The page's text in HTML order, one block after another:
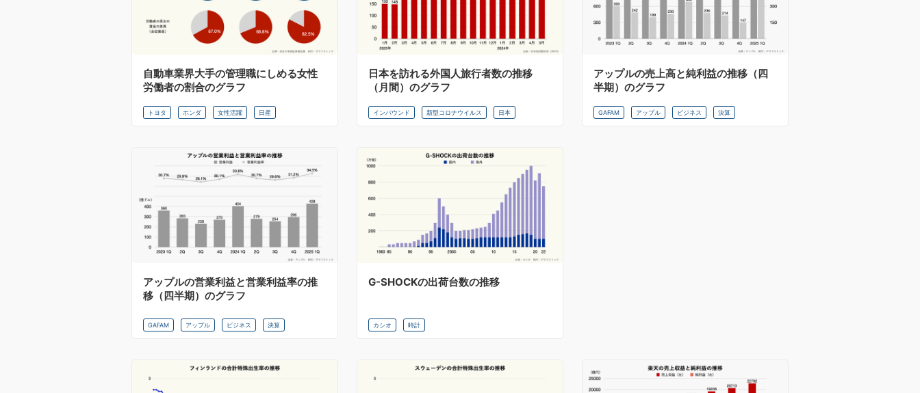
自動車業界大手の管理職にしめる女性
労働者の割合のグラフ
トヨタ ホンダ 女性活躍 日産
日本を訪れる外国人旅行者数の推移
（月間）のグラフ
インバウンド 新型コロナウイルス 日本
アップルの売上高と純利益の推移（四
半期）のグラフ
GAFAM アップル ビジネス 決算
アップルの営業利益と営業利益率の推
移（四半期）のグラフ
GAFAM アップル ビジネス 決算
G-SHOCKの出荷台数の推移
カシオ 時計